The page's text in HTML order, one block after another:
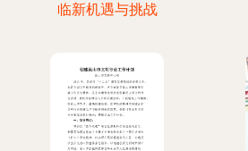
临新机遇与挑战